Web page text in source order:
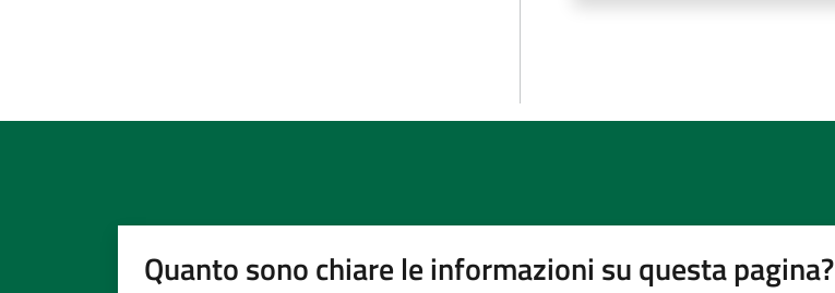
Quanto sono chiare le informazioni su questa pagina?